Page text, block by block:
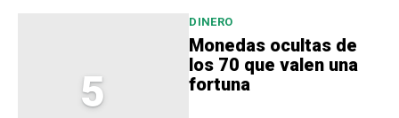
5
DINERO
Monedas ocultas de
los 70 que valen una
fortuna